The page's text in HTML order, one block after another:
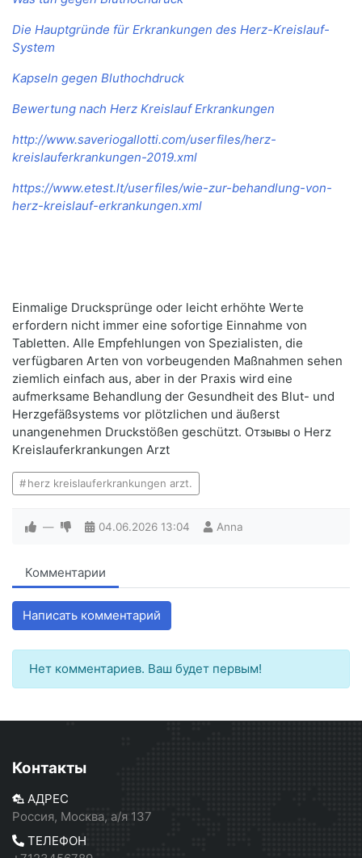
Die Hauptgründe für Erkrankungen des Herz-Kreislauf-
System
Kapseln gegen Bluthochdruck
Bewertung nach Herz Kreislauf Erkrankungen
http://www.saveriogallotti.com/userfiles/herz-
kreislauferkrankungen-2019.xml
https://www.etest.lt/userfiles/wie-zur-behandlung-von-
herz-kreislauf-erkrankungen.xml
Einmalige Drucksprünge oder leicht erhöhte Werte
erfordern nicht immer eine sofortige Einnahme von
Tabletten. Alle Empfehlungen von Spezialisten, die
verfügbaren Arten von vorbeugenden Maßnahmen sehen
ziemlich einfach aus, aber in der Praxis wird eine
aufmerksame Behandlung der Gesundheit des Blut- und
Herzgefäßsystems vor plötzlichen und äußerst
unangenehmen Druckstößen geschützt. Отзывы о Herz
Kreislauferkrankungen Arzt
herz kreislauferkrankungen arzt.
— 04.06.2026 13:04 Anna
Комментарии
Написать комментарий
Нет комментариев. Ваш будет первым!
Контакты
АДРЕС
Россия, Москва, а/я 137
ТЕЛЕФОН